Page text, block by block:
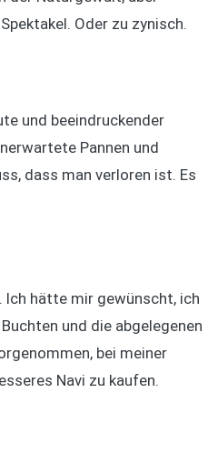
Oder zu zynisch.
und beeindruckender
Pannen und
dass man verloren ist. Es
Ich hätte mir gewünscht, ich
und die abgelegenen
bei meiner
Navi zu kaufen.